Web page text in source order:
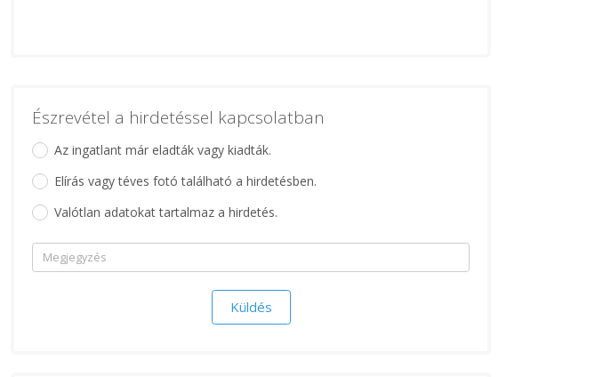
Észrevétel a hirdetéssel kapcsolatban
Az ingatlant már eladták vagy kiadták.
Elírás vagy téves fotó található a hirdetésben.
Valótlan adatokat tartalmaz a hirdetés.